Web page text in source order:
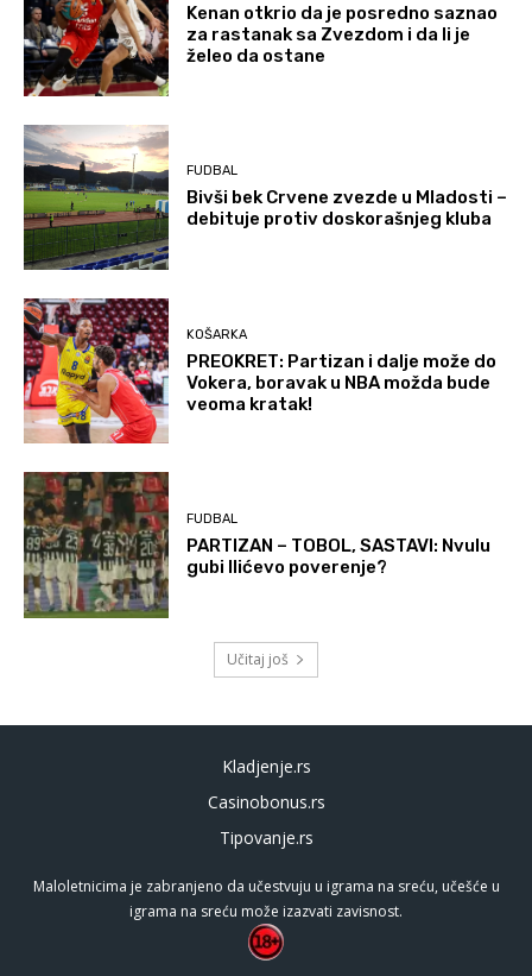
Kenan otkrio da je posredno saznao
za rastanak sa Zvezdom i da li je
želeo da ostane
FUDBAL
Bivši bek Crvene zvezde u Mladosti –
debituje protiv doskorašnjeg kluba
KOŠARKA
PREOKRET: Partizan i dalje može do
Vokera, boravak u NBA možda bude
veoma kratak!
FUDBAL
PARTIZAN – TOBOL, SASTAVI: Nvulu
gubi Ilićevo poverenje?
Učitaj još
Kladjenje.rs
Casinobonus.rs
Tipovanje.rs
Maloletnicima je zabranjeno da učestvuju u igrama na sreću, učešće u
igrama na sreću može izazvati zavisnost.